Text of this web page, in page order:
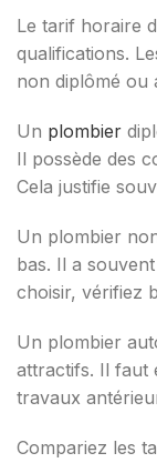
Le tarif horaire
qualifications.
non diplômé ou
Un plombier
Il possède des
Cela justifie
Un plombier
bas. Il a
choisir, vérifiez
Un plombier
attractifs. Il faut
travaux
Compariez les